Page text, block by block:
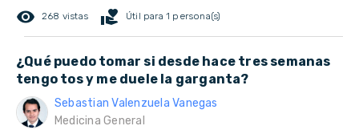
remove_red_eye 268 vistas volunteer_activism Útil para 1 persona(s)
¿Qué puedo tomar si desde hace tres semanas
tengo tos y me duele la garganta?
Sebastian Valenzuela Vanegas
Medicina General